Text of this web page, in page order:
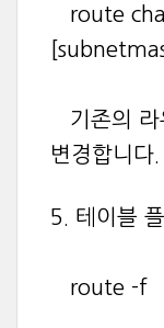
route
기존의 라
변경합니다.
5. 테이블
route -f